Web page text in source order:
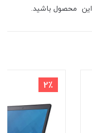
محصول باشید.
2٪